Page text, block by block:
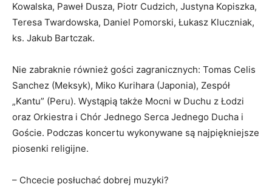
Kowalska, Paweł Dusza, Piotr Cudzich, Justyna Kopiszka,
Teresa Twardowska, Daniel Pomorski, Łukasz Kluczniak,
ks. Jakub Bartczak.
Nie zabraknie również gości zagranicznych: Tomas Celis
Sanchez (Meksyk), Miko Kurihara (Japonia), Zespół
„Kantu” (Peru). Wystąpią także Mocni w Duchu z Łodzi
oraz Orkiestra i Chór Jednego Serca Jednego Ducha i
Goście. Podczas koncertu wykonywane są najpiękniejsze
piosenki religijne.
– Chcecie posłuchać dobrej muzyki?